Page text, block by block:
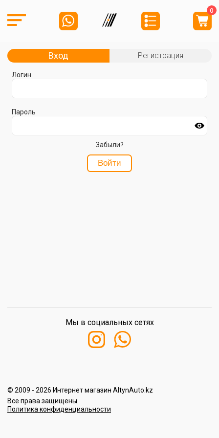
0
Вход Регистрация
Логин
Пароль
Забыли?
Войти
© 2009 - 2026 Интернет магазин AltynAuto.kz
Все права защищены.
Политика конфиденциальности
Мы в социальных сетях